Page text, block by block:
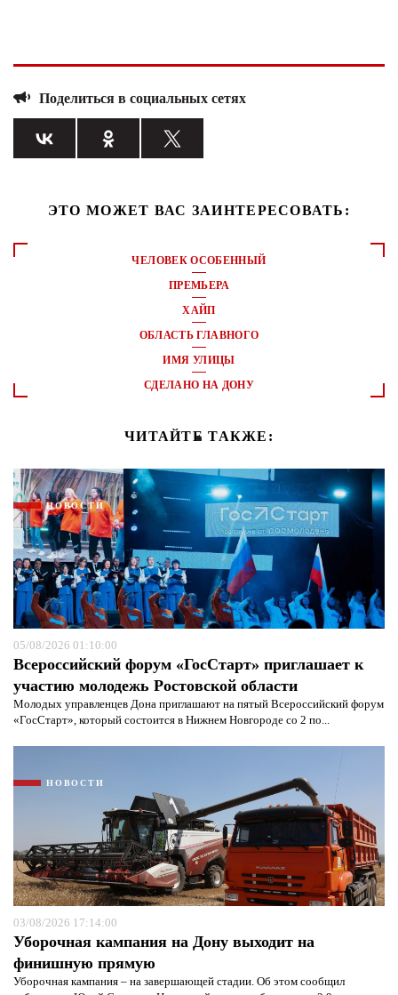
Поделиться в социальных сетях
ЭТО МОЖЕТ ВАС ЗАИНТЕРЕСОВАТЬ:
ЧЕЛОВЕК ОСОБЕННЫЙ
ПРЕМЬЕРА
ХАЙП
ОБЛАСТЬ ГЛАВНОГО
ИМЯ УЛИЦЫ
СДЕЛАНО НА ДОНУ
ЧИТАЙТЕ ТАКЖЕ:
НОВОСТИ
05/08/2026 01:10:00
Всероссийский форум «ГосСтарт» приглашает к
участию молодежь Ростовской области
Молодых управленцев Дона приглашают на пятый Всероссийский форум
«ГосСтарт», который состоится в Нижнем Новгороде со 2 по...
НОВОСТИ
03/08/2026 17:14:00
Уборочная кампания на Дону выходит на
финишную прямую
Уборочная кампания – на завершающей стадии. Об этом сообщил